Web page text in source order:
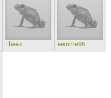
Theaz eemme96